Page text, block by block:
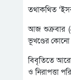
তথাকথিত
আজ শুক্রবার
ভূখণ্ডের কোনো
বিবৃতিতে আরো
ও নিরাপত্তা